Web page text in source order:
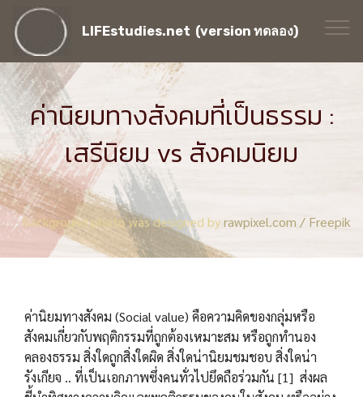
LIFEstudies.net (version ทดลอง)
ค่านิยมทางสังคมที่เป็นธรรม :
เสรีนิยม vs สังคมนิยม
Background photo was designed byrawpixel.com / Freepik
ค่านิยมทางสังคม (Social value) คือความคิดของกลุ่มหรือ
สังคมเกี่ยวกับพฤติกรรมที่ถูกต้องเหมาะสม หรือถูกทำนอง
คลองธรรม สิ่งใดถูกสิ่งใดผิด สิ่งใดน่านิยมชมชอบ สิ่งใดน่า
รังเกียจ .. ที่เป็นเอกภาพซึ่งคนทั่วไปยึดถือร่วมกัน [1] ส่งผล